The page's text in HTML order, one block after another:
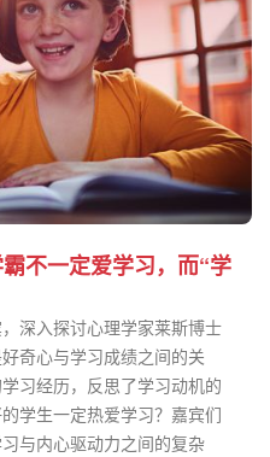
不一定爱学习，而“学
深入探讨心理学家莱斯博士
奇心与学习成绩之间的关
习经历，反思了学习动机的
学生一定热爱学习？嘉宾们
与内心驱动力之间的复杂